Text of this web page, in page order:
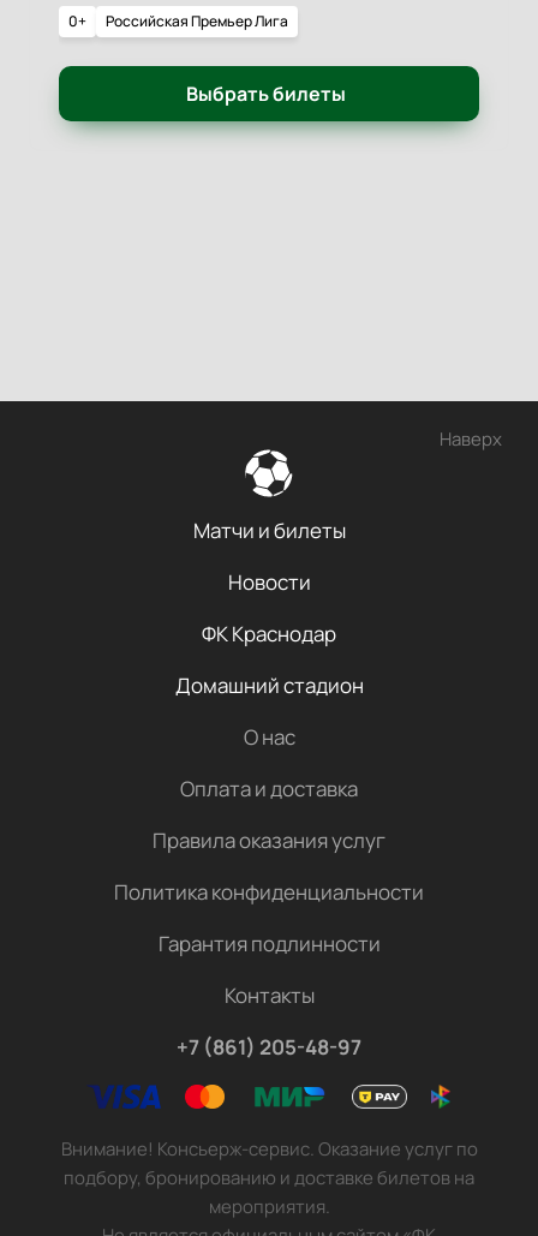
0+ Российская Премьер Лига
Выбрать билеты
Наверх
Матчи и билеты
Новости
ФК Краснодар
Домашний стадион
О нас
Оплата и доставка
Правила оказания услуг
Политика конфиденциальности
Гарантия подлинности
Контакты
+7 (861) 205-48-97
Внимание! Консьерж-сервис. Оказание услуг по
подбору, бронированию и доставке билетов на
мероприятия.